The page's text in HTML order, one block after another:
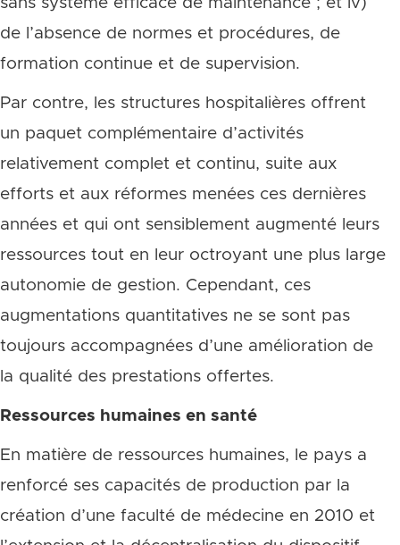
de l’absence de normes et procédures, de
formation continue et de supervision.
Par contre, les structures hospitalières offrent
un paquet complémentaire d’activités
relativement complet et continu, suite aux
efforts et aux réformes menées ces dernières
années et qui ont sensiblement augmenté leurs
ressources tout en leur octroyant une plus large
autonomie de gestion. Cependant, ces
augmentations quantitatives ne se sont pas
toujours accompagnées d’une amélioration de
la qualité des prestations offertes.
Ressources humaines en santé
En matière de ressources humaines, le pays a
renforcé ses capacités de production par la
création d’une faculté de médecine en 2010 et